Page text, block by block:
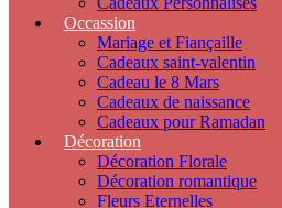
Occassion
Mariage et Fiançaille
Cadeaux saint-valentin
Cadeau le 8 Mars
Cadeaux de naissance
Cadeaux pour Ramadan
Décoration
Décoration Florale
Décoration romantique
Fleurs Eternelles